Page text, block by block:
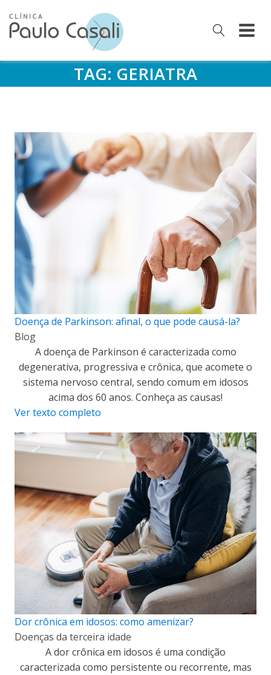
TAG: GERIATRA
Doença de Parkinson: afinal, o que pode causá-la?
Blog
A doença de Parkinson é caracterizada como
degenerativa, progressiva e crônica, que acomete o
sistema nervoso central, sendo comum em idosos
acima dos 60 anos. Conheça as causas!
Ver texto completo
Dor crônica em idosos: como amenizar?
Doenças da terceira idade
A dor crônica em idosos é uma condição
caracterizada como persistente ou recorrente, mas